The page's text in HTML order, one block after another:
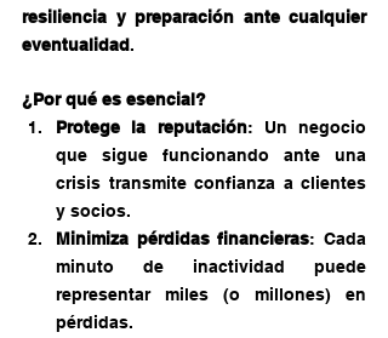
resiliencia y preparación ante cualquier
eventualidad.
¿Por qué es esencial?
Protege la reputación: Un negocio
que sigue funcionando ante una
crisis transmite confianza a clientes
y socios.
Minimiza pérdidas financieras: Cada
minuto de inactividad puede
representar miles (o millones) en
pérdidas.